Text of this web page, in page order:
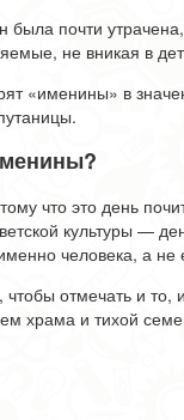
почти
не вникая в
«именины» в
что это день
культуры —
человека, а
отмечать и
и тихой